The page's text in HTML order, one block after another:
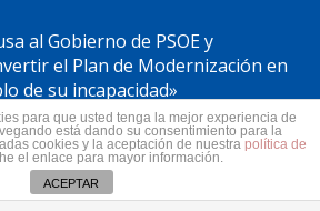
al Gobierno de PSOE y
el Plan de Modernización en
de su incapacidad»
y toda Canarias se
España no puede seguir sin
de Estado”
para que usted tenga la mejor experiencia de
está dando su consentimiento para la
cookies y la aceptación de nuestra política de
el enlace para mayor información.
ACEPTAR